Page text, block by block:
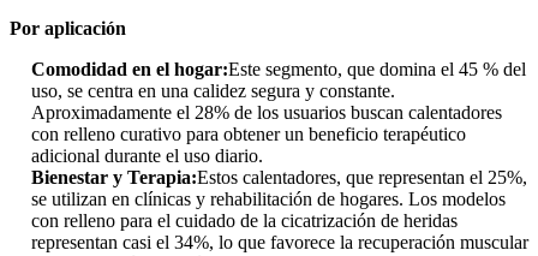
Por aplicación
Comodidad en el hogar:Este segmento, que domina el 45 % del
uso, se centra en una calidez segura y constante.
Aproximadamente el 28% de los usuarios buscan calentadores
con relleno curativo para obtener un beneficio terapéutico
adicional durante el uso diario.
Bienestar y Terapia:Estos calentadores, que representan el 25%,
se utilizan en clínicas y rehabilitación de hogares. Los modelos
con relleno para el cuidado de la cicatrización de heridas
representan casi el 34%, lo que favorece la recuperación muscular